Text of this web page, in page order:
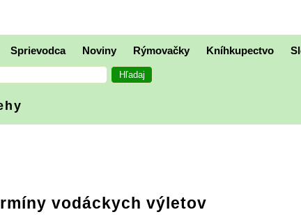
Sprievodca Noviny Rýmovačky Kníhkupectvo
vodáckych výletov